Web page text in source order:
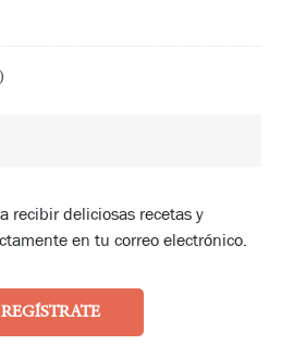
recibir deliciosas recetas y
en tu correo electrónico.
REGÍSTRATE